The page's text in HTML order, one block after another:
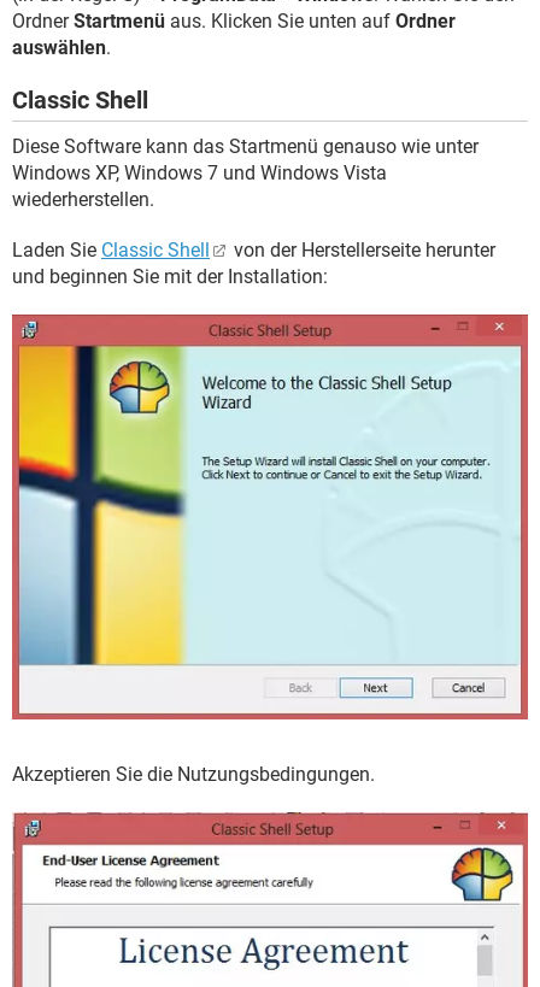
OrdnerStartmenü aus. Klicken Sie unten auf Ordner
auswählen.
Classic Shell
Diese Software kann das Startmenü genauso wie unter
Windows XP, Windows 7 und Windows Vista
wiederherstellen.
Laden Sie Classic Shell
von der Herstellerseite herunter
und beginnen Sie mit der Installation:
Akzeptieren Sie die Nutzungsbedingungen.